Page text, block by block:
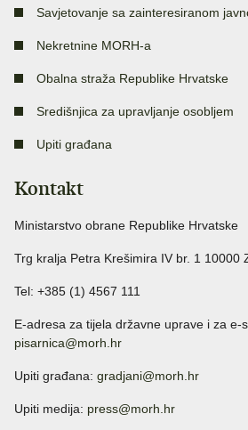
Savjetovanje sa zainteresiranom
Nekretnine MORH-a
Obalna straža Republike Hrvatske
Središnjica za upravljanje osobljem
Upiti građana
Kontakt
Ministarstvo obrane Republike Hrvatske
Trg kralja Petra Krešimira IV br. 1 10000
Tel: +385 (1) 4567 111
E-adresa za tijela državne uprave i za e-
pisarnica@morh.hr
Upiti građana: gradjani@morh.hr
Upiti medija: press@morh.hr